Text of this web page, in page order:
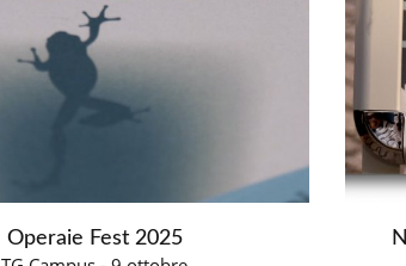
Operaie Fest 2025